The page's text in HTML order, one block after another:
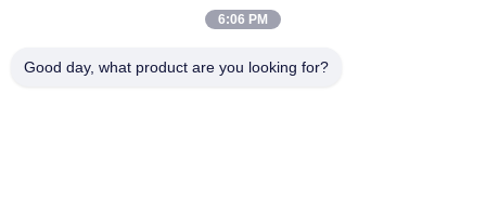
imperméable de
Support de la lampe
6:06 PM
Good day, what product are you looking for?